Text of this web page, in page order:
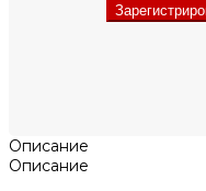
Описание
Описание